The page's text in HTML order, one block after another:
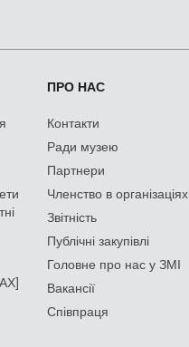
ПРО НАС
Контакти
Ради музею
Партнери
Членство в організаціях
Звітність
Публічні закупівлі
Головне про нас у ЗМІ
Вакансії
Співпраця